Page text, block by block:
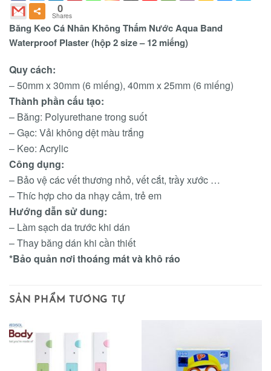
0
Shares
Băng Keo Cá Nhân Không Thấm Nước Aqua Band
Waterproof Plaster (hộp 2 size – 12 miếng)
Quy cách:
– 50mm x 30mm (6 miếng), 40mm x 25mm (6 miếng)
Thành phần cấu tạo:
– Băng: Polyurethane trong suốt
– Gạc: Vải không dệt màu trắng
– Keo: Acrylic
Công dụng:
– Bảo vệ các vết thương nhỏ, vết cắt, trầy xước …
– Thíc hợp cho da nhạy cảm, trẻ em
Hướng dẫn sử dung:
– Làm sạch da trước khi dán
– Thay băng dán khi cần thiết
*Bảo quản nơi thoáng mát và khô ráo
SẢN PHẨM TƯƠNG TỰ